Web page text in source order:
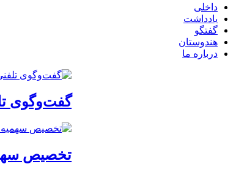
داخلی
یادداشت
گفتگو
هندوستان
درباره ما
گفت‌وگوی
تخصیص